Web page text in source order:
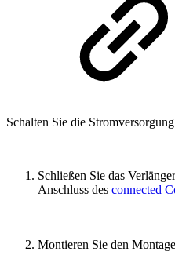
Schalten Sie die
Schließen Sie das
Anschluss des connected
Montieren Sie den